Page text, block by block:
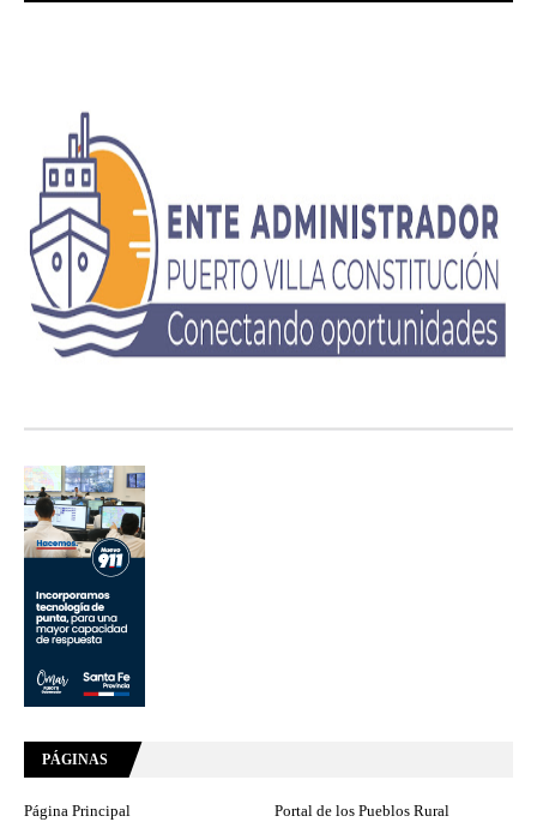
PÁGINAS
Página Principal Portal de los Pueblos Rural